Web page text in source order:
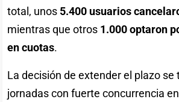
total, unos 5.400 usuarios
mientras que otros 1.000 optaron
en cuotas.
La decisión de extender el plazo se
jornadas con fuerte concurrencia